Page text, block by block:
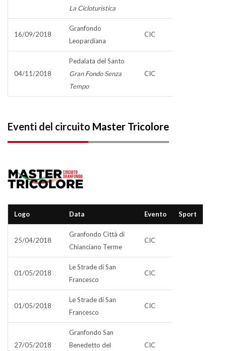
La Cicloturistica
16/09/2018
Granfondo
Leopardiana
CIC
04/11/2018
Pedalata del Santo
Gran Fondo Senza
Tempo
CIC
Eventi del circuito Master Tricolore
Logo Data Evento Sport
25/04/2018
Granfondo Città di
Chianciano Terme
CIC
01/05/2018
Le Strade di San
Francesco
CIC
01/05/2018
Le Strade di San
Francesco
CIC
27/05/2018
Granfondo San
Benedetto del
CIC